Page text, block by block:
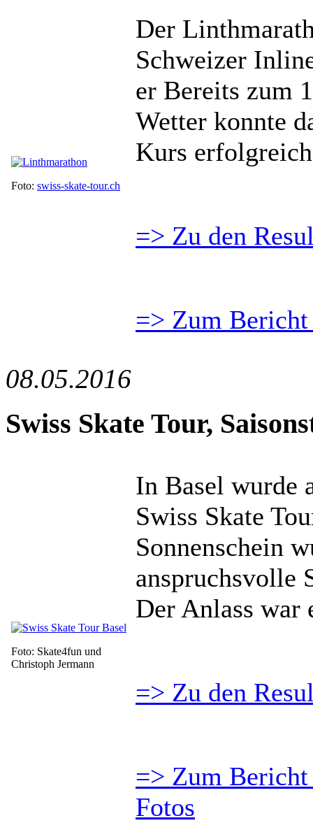
Foto: swiss-skate-tour.ch
Der
Schweizer
er Bereits zum
Wetter konnte
Kurs
=> Zu den
=> Zum
08.05.2016
Swiss Skate Tour,
Foto: Skate4fun und
Christoph Jermann
In Basel wurde
Swiss Skate
Sonnenschein
anspruchsvolle
Der Anlass war
=> Zu den
=> Zum
Fotos